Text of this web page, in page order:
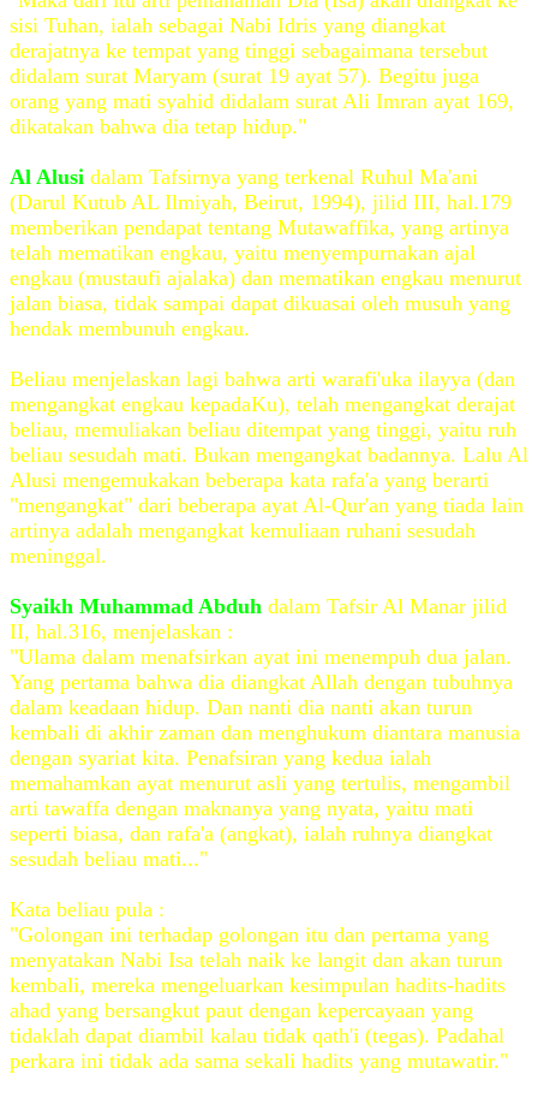
sisi Tuhan, ialah sebagai Nabi Idris yang diangkat
derajatnya ke tempat yang tinggi sebagaimana tersebut
didalam surat Maryam (surat 19 ayat 57). Begitu juga
orang yang mati syahid didalam surat Ali Imran ayat 169,
dikatakan bahwa dia tetap hidup."
Al Alusi dalam Tafsirnya yang terkenal Ruhul Ma'ani
(Darul Kutub AL Ilmiyah, Beirut, 1994), jilid III, hal.179
memberikan pendapat tentang Mutawaffika, yang artinya
telah mematikan engkau, yaitu menyempurnakan ajal
engkau (mustaufi ajalaka) dan mematikan engkau menurut
jalan biasa, tidak sampai dapat dikuasai oleh musuh yang
hendak membunuh engkau.
Beliau menjelaskan lagi bahwa arti warafi'uka ilayya (dan
mengangkat engkau kepadaKu), telah mengangkat derajat
beliau, memuliakan beliau ditempat yang tinggi, yaitu ruh
beliau sesudah mati. Bukan mengangkat badannya. Lalu Al
Alusi mengemukakan beberapa kata rafa'a yang berarti
"mengangkat" dari beberapa ayat Al-Qur'an yang tiada lain
artinya adalah mengangkat kemuliaan ruhani sesudah
meninggal.
Syaikh Muhammad Abduh dalam Tafsir Al Manar jilid
II, hal.316, menjelaskan :
"Ulama dalam menafsirkan ayat ini menempuh dua jalan.
Yang pertama bahwa dia diangkat Allah dengan tubuhnya
dalam keadaan hidup. Dan nanti dia nanti akan turun
kembali di akhir zaman dan menghukum diantara manusia
dengan syariat kita. Penafsiran yang kedua ialah
memahamkan ayat menurut asli yang tertulis, mengambil
arti tawaffa dengan maknanya yang nyata, yaitu mati
seperti biasa, dan rafa'a (angkat), ialah ruhnya diangkat
sesudah beliau mati..."
Kata beliau pula :
"Golongan ini terhadap golongan itu dan pertama yang
menyatakan Nabi Isa telah naik ke langit dan akan turun
kembali, mereka mengeluarkan kesimpulan hadits-hadits
ahad yang bersangkut paut dengan kepercayaan yang
tidaklah dapat diambil kalau tidak qath'i (tegas). Padahal
perkara ini tidak ada sama sekali hadits yang mutawatir."